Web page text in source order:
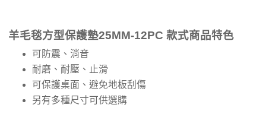
羊毛毯方型保護墊25MM-12PC 款式商品特色
可防震、消音
耐磨、耐壓、止滑
可保護桌面、避免地板刮傷
另有多種尺寸可供選購